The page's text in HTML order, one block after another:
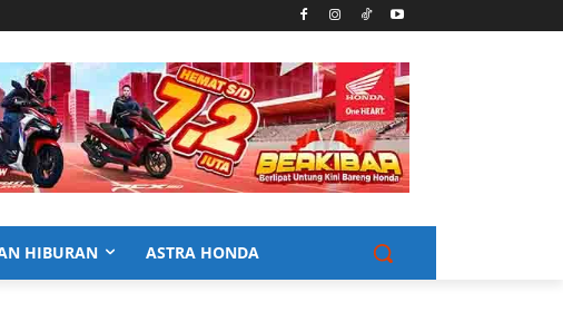
HIBURAN ASTRA HONDA